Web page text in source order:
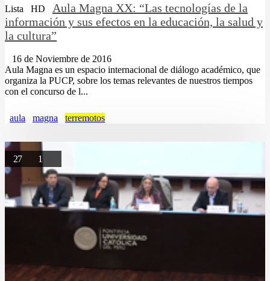
Lista HD
Aula Magna XX: “Las tecnologías de la
información y sus efectos en la educación, la salud y
la cultura”
16 de Noviembre de 2016
Aula Magna es un espacio internacional de diálogo académico, que
organiza la PUCP, sobre los temas relevantes de nuestros tiempos
con el concurso de l...
aula magna terremotos
27 1